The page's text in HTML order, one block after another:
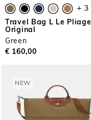
+ 3
Travel Bag L Le Pliage
Original
Green
€ 160,00
NEW